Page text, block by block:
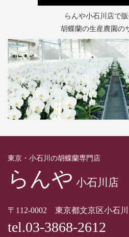
らんや小石川店で
胡蝶蘭の生産農園の
東京・小石川の胡蝶蘭専門店
らんや 小石川店
〒112-0002 東京都文京区小石川
tel.03-3868-2612